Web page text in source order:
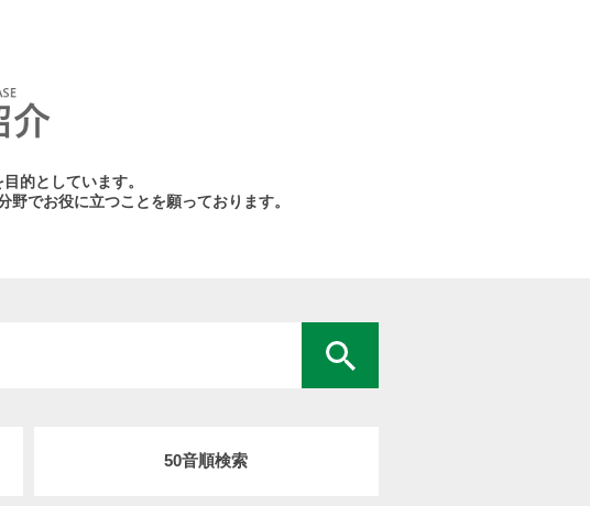
的としています。
でお役に立つことを願っております。
50音順検索